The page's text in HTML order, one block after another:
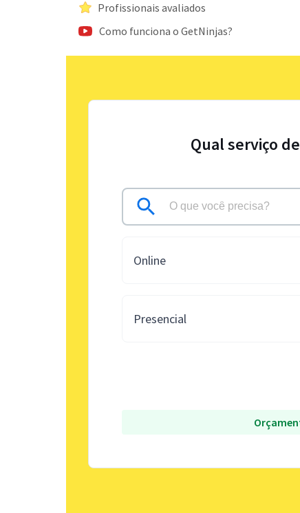
Profissionais avaliados
Como funciona o GetNinjas?
Qual serviço
Online
Presencial